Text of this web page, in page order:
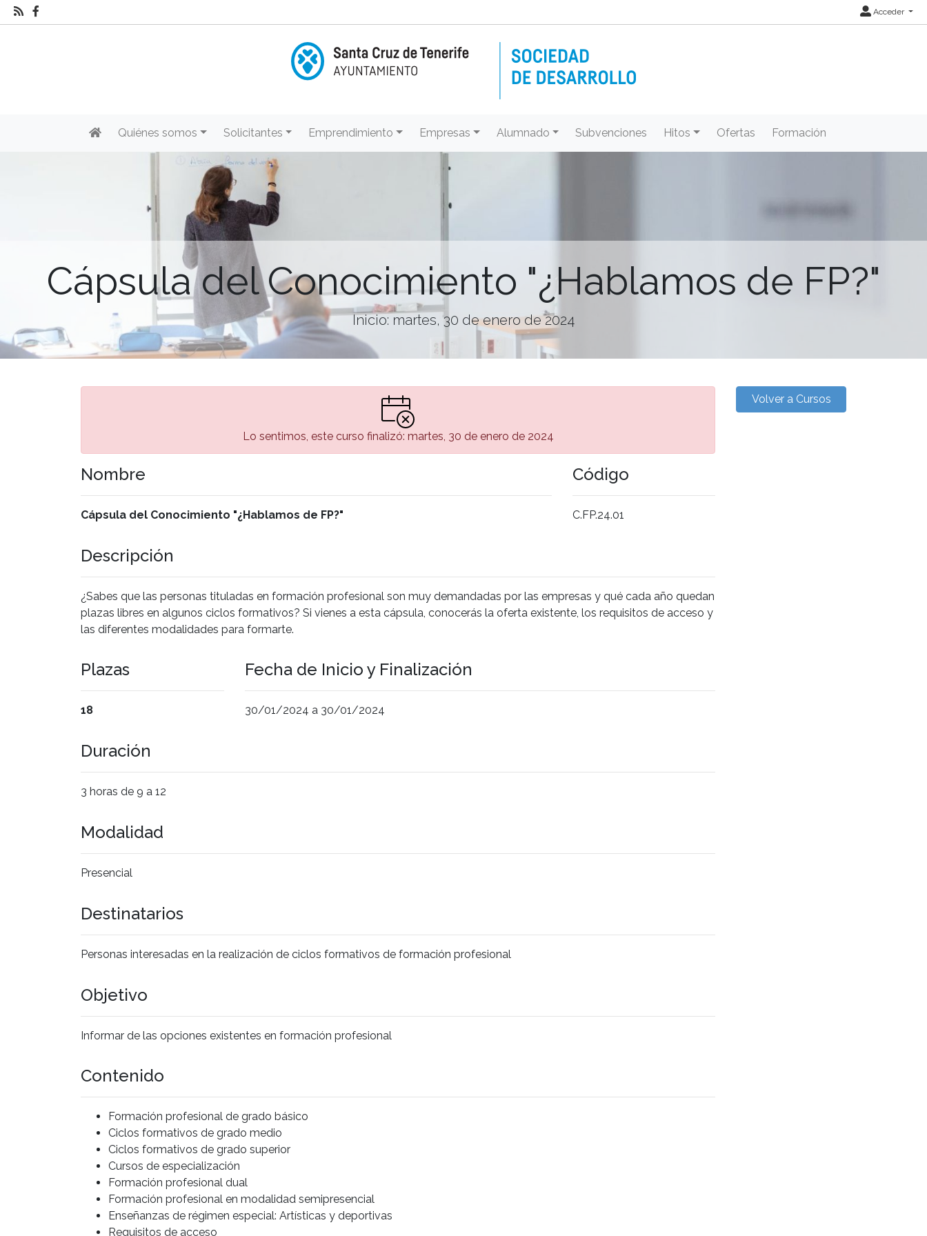
Acceder
Quiénes somos Solicitantes Emprendimiento Empresas Alumnado Subvenciones Hitos Ofertas Formación
Cápsula del Conocimiento "¿Hablamos de FP?"
Inicio: martes, 30 de enero de 2024
Lo sentimos, este curso finalizó: martes, 30 de enero de 2024
Nombre
Cápsula del Conocimiento "¿Hablamos de FP?"
Código
C.FP.24.01
Descripción
¿Sabes que las personas tituladas en formación profesional son muy demandadas por las empresas y qué cada año quedan
plazas libres en algunos ciclos formativos? Si vienes a esta cápsula, conocerás la oferta existente, los requisitos de acceso y
las diferentes modalidades para formarte.
Plazas
18
Fecha de Inicio y Finalización
30/01/2024 a 30/01/2024
Duración
3 horas de 9 a 12
Modalidad
Presencial
Destinatarios
Personas interesadas en la realización de ciclos formativos de formación profesional
Objetivo
Informar de las opciones existentes en formación profesional
Contenido
Formación profesional de grado básico
Ciclos formativos de grado medio
Ciclos formativos de grado superior
Cursos de especialización
Formación profesional dual
Formación profesional en modalidad semipresencial
Enseñanzas de régimen especial: Artísticas y deportivas
Requisitos de acceso
Volver a Cursos